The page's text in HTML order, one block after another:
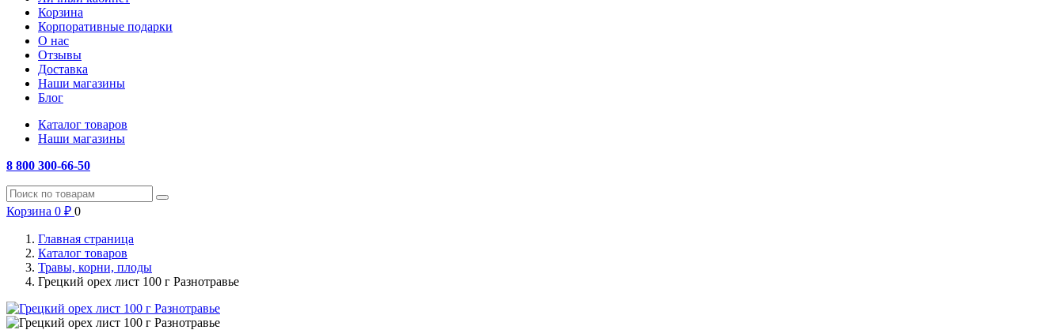
Корзина
Корпоративные подарки
О нас
Отзывы
Доставка
Наши магазины
Блог
Каталог товаров
Наши магазины
8 800 300-66-50
Корзина 0 ₽ 0
Главная страница
Каталог товаров
Травы, корни, плоды
Грецкий орех лист 100 г Разнотравье